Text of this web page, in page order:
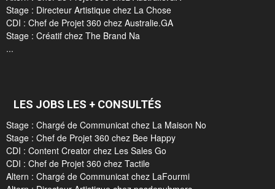
Stage : Directeur Artistique chez La Chose
CDI : Chef de Projet 360 chez Australie.GA
Stage : Créatif chez The Brand Na
...
LES JOBS LES + CONSULTÉS
Stage : Chargé de Communicat chez La Maison No
Stage : Chef de Projet 360 chez Bee Happy
CDI : Content Creator chez Les Sales Go
CDI : Chef de Projet 360 chez Tactile
Altern : Chargé de Communicat chez LaFourmi